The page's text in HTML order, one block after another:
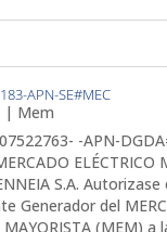
APN-SE#MEC
| Mem
-APN-
ELÉCTRICO
S.A. Autorizase
Generador del
MAYORISTA (MEM) a